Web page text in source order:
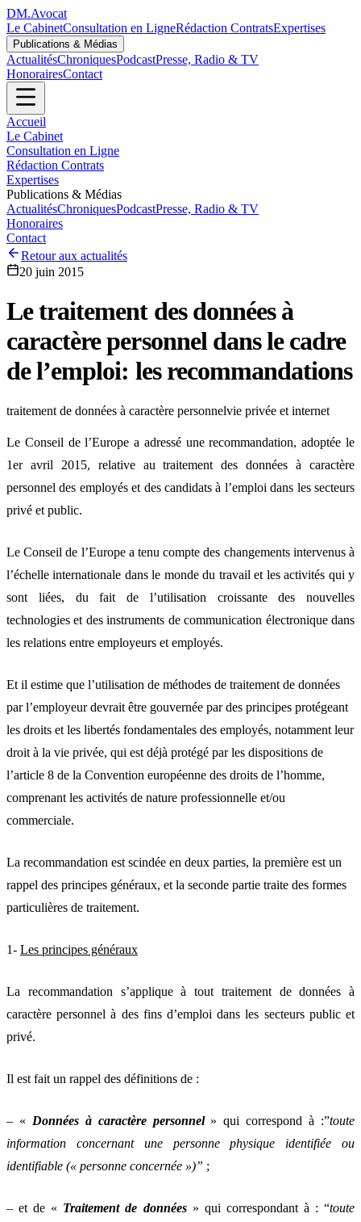
DM.Avocat
Le CabinetConsultation en LigneRédaction ContratsExpertises
Publications & Médias
ActualitésChroniquesPodcastPresse, Radio & TV
HonorairesContact
Accueil
Le Cabinet
Consultation en Ligne
Rédaction Contrats
Expertises
Publications & Médias
ActualitésChroniquesPodcastPresse, Radio & TV
Honoraires
Contact
Retour aux actualités
20 juin 2015
Le traitement des données à
caractère personnel dans le cadre
de l’emploi: les recommandations
traitement de données à caractère personnelvie privée et internet
Le Conseil de l’Europe a adressé une recommandation, adoptée le
1er avril 2015, relative au traitement des données à caractère
personnel des employés et des candidats à l’emploi dans les secteurs
privé et public.
Le Conseil de l’Europe a tenu compte des changements intervenus à
l’échelle internationale dans le monde du travail et les activités qui y
sont liées, du fait de l’utilisation croissante des nouvelles
technologies et des instruments de communication électronique dans
les relations entre employeurs et employés.
Et il estime que l’utilisation de méthodes de traitement de données
par l’employeur devrait être gouvernée par des principes protégeant
les droits et les libertés fondamentales des employés, notamment leur
droit à la vie privée, qui est déjà protégé par les dispositions de
l’article 8 de la Convention européenne des droits de l’homme,
comprenant les activités de nature professionnelle et/ou
commerciale.
La recommandation est scindée en deux parties, la première est un
rappel des principes généraux, et la seconde partie traite des formes
particulières de traitement.
1- Les principes généraux
La recommandation s’applique à tout traitement de données à
caractère personnel à des fins d’emploi dans les secteurs public et
privé.
Il est fait un rappel des définitions de :
– « Données à caractère personnel» qui correspond à :”toute
information concernant une personne physique identifiée ou
identifiable (« personne concernée »)” ;
– et de « Traitement de données » qui correspondant à : “toute